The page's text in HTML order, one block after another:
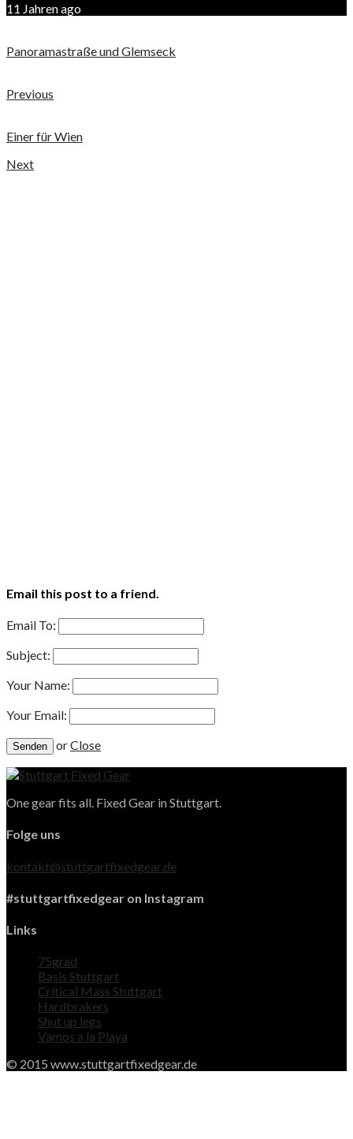
11 Jahren ago
Panoramastraße und Glemseck
Previous
Einer für Wien
Next
Email this post to a friend.
Email To:
Subject:
Your Name:
Your Email:
orClose
One gear fits all. Fixed Gear in Stuttgart.
Folge uns
kontakt@stuttgartfixedgear.de
#stuttgartfixedgear on Instagram
Links
75grad
Basis Stuttgart
Critical Mass Stuttgart
Hardbrakers
Shut up legs
Vamos a la Playa
© 2015 www.stuttgartfixedgear.de